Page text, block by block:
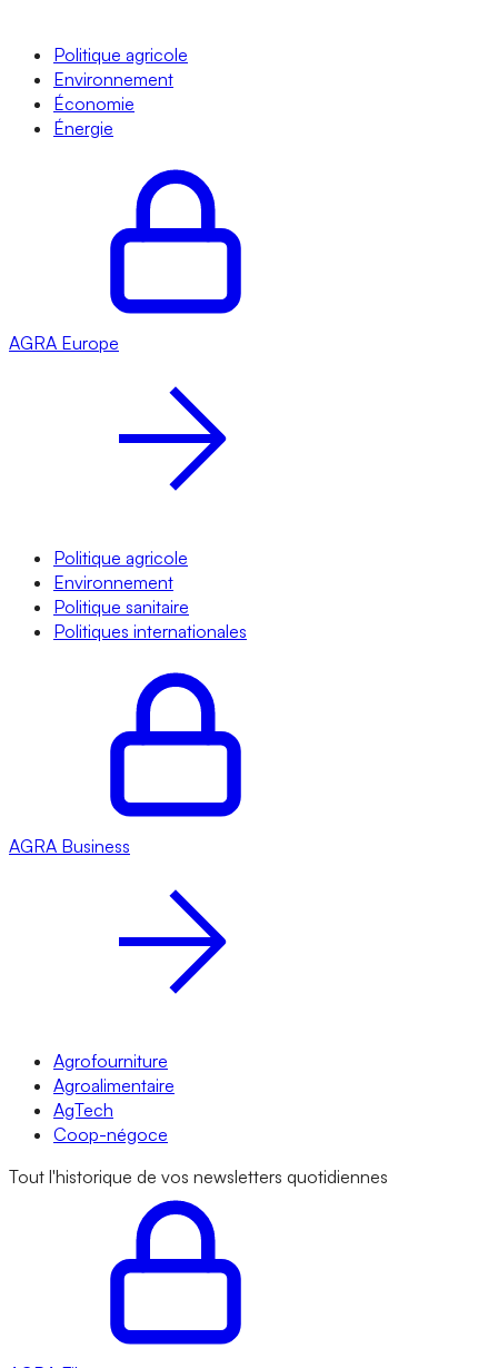
Politique agricole
Environnement
Économie
Énergie
AGRA Europe
Politique agricole
Environnement
Politique sanitaire
Politiques internationales
AGRA Business
Agrofourniture
Agroalimentaire
AgTech
Coop-négoce
Tout l'historique de vos newsletters quotidiennes